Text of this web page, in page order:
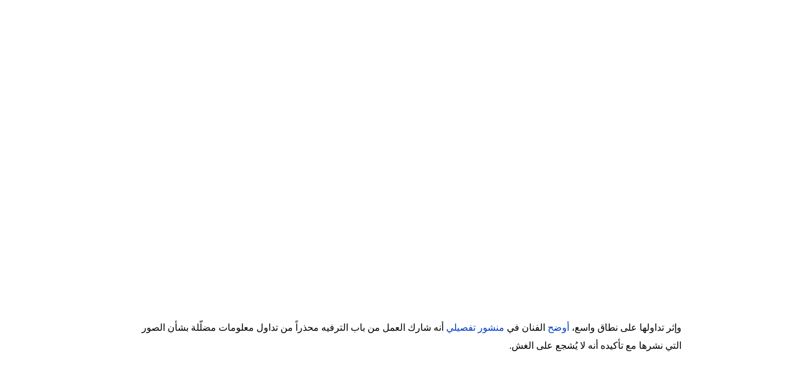
وإثر تداولها على نطاق واسع، أوضح الفنان في منشور تفصيلي أنه شارك العمل من باب الترفيه محذراً من تداول معلومات مضلّلة بشأن الصور
التي نشرها مع تأكيده أنه لا يُشجع على الغش.